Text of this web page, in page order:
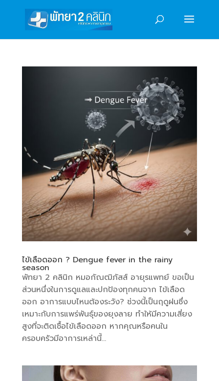
ไข้เลือดออก ? Dengue fever in the rainy
season
พัทยา 2 คลินิก หมอกัณฒิภัสส์ อายุรแพทย์ ขอเป็น
ส่วนหนึ่งในการดูแลและปกป้องทุกคนจาก ไข้เลือด
ออก อาการแบบไหนต้องระวัง? ช่วงนี้เป็นฤดูฝนซึ่ง
เหมาะกับการแพร่พันธุ์ของยุงลาย ทำให้มีความเสี่ยง
สูงที่จะติดเชื้อไข้เลือดออก หากคุณหรือคนใน
ครอบครัวมีอาการเหล่านี้...